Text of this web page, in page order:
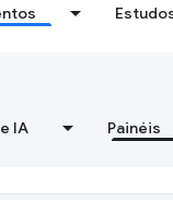
IA Painéis